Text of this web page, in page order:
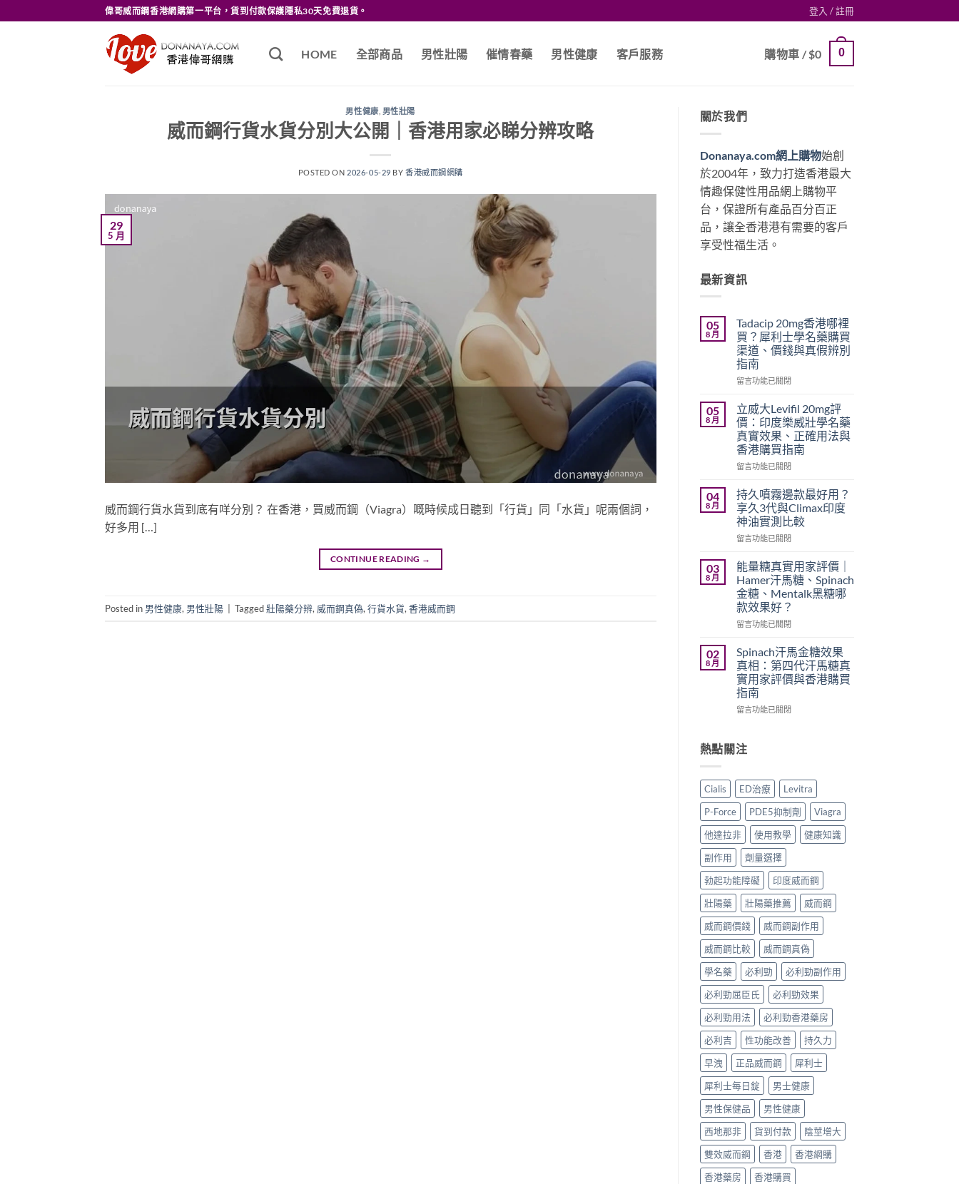
to
偉哥威而鋼香港網購第一平台，貨到付款保護隱私30天免費退貨。 登入 / 註冊
HOME 全部商品 男性壯陽 催情春藥 男性健康 客戶服務 購物車 /$0 0
男性健康, 男性壯陽
威而鋼行貨水貨分別大公開｜香港用家必睇分辨攻略
POSTED ON 2026-05-29 BY香港威而鋼網購
29
5 月
威而鋼行貨水貨到底有咩分別？ 在香港，買威而鋼（Viagra）嘅時候成日聽到「行貨」同「水貨」呢兩個詞，
好多用 […]
CONTINUE READING →
Posted in 男性健康, 男性壯陽 | Tagged壯陽藥分辨, 威而鋼真偽, 行貨水貨, 香港威而鋼
關於我們
Donanaya.com網上購物始創
於2004年，致力打造香港最大
情趣保健性用品網上購物平
台，保證所有產品百分百正
品，讓全香港港有需要的客戶
享受性福生活。
最新資訊
05
8 月
Tadacip 20mg香港哪裡
買？犀利士學名藥購買
渠道、價錢與真假辨別
指南
在
20mg
香
港
哪
裡
買？
利
士
學
名
藥
買
渠
道、
價
錢
與
假
辨
別
指
南〉
中
留言功能已關閉
05
8 月
立威大Levifil 20mg評
價：印度樂威壯學名藥
真實效果、正確用法與
香港購買指南
在
威
大
Levifil
20mg
評
印
度
樂
威
壯
學
藥
真
實
效
果、
正
法
與
港
購
買
指
南〉
中
留言功能已關閉
04
8 月
持久噴霧邊款最好用？
享久3代與Climax印度
神油實測比較
在
久
噴
霧
邊
款
最
用？
享
久
3
代
與
度
神
實
測
比
較〉
中
留言功能已關閉
03
8 月
能量糖真實用家評價｜
Hamer汗馬糖、Spinach
金糖、Mentalk黑糖哪
款效果好？
在
量
糖
真
實
用
家
｜
Hamer
馬
糖、
Spinach
金
糖、
Mentalk
糖
哪
款
果
好？〉
中
留言功能已關閉
02
8 月
Spinach汗馬金糖效果
真相：第四代汗馬糖真
實用家評價與香港購買
指南
在
馬
金
效
果
真
相：
第
四
汗
馬
糖
實
用
家
評
價
香
港
購
買
南〉
中
留言功能已關閉
熱點關注
Cialis ED治療
Levitra
P-Force
PDE5抑制劑
Viagra
他達拉非
使用教學
健康知識
副作用
劑量選擇
勃起功能障礙
印度威而鋼
壯陽藥
壯陽藥推薦
威而鋼
威而鋼價錢
威而鋼副作用
威而鋼比較
威而鋼真偽
學名藥
必利勁
必利勁副作用
必利勁屈臣氏
必利勁效果
必利勁用法
必利勁香港藥房
必利吉
性功能改善
持久力
早洩
正品威而鋼
犀利士
犀利士每日錠
男士健康
男性保健品
男性健康
西地那非
貨到付款
陰莖增大
雙效威而鋼
香港
香港網購
香港藥房
香港購買